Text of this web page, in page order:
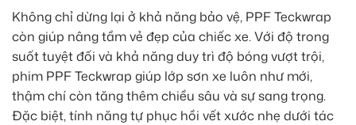
Không chỉ dừng lại ở khả năng bảo vệ, PPF Teckwrap
còn giúp nâng tầm vẻ đẹp của chiếc xe. Với độ trong
suốt tuyệt đối và khả năng duy trì độ bóng vượt trội,
phim PPF Teckwrap giúp lớp sơn xe luôn như mới,
thậm chí còn tăng thêm chiều sâu và sự sang trọng.
Đặc biệt, tính năng tự phục hồi vết xước nhẹ dưới tác